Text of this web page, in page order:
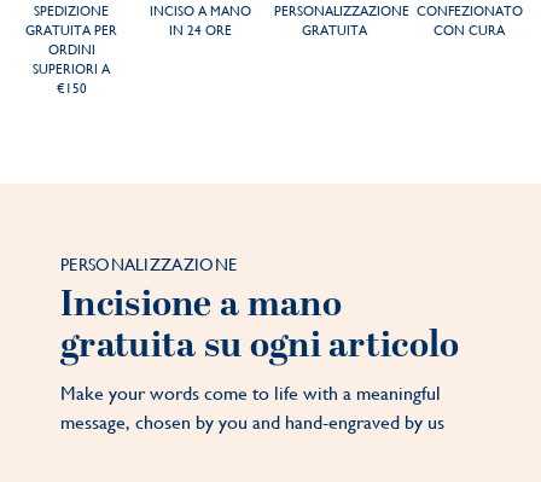
SPEDIZIONE
GRATUITA PER
ORDINI
SUPERIORI A
€150
INCISO A MANO
IN 24 ORE
PERSONALIZZAZIONE
GRATUITA
CONFEZIONATO
CON CURA
PERSONALIZZAZIONE
Incisione a mano
gratuita su ogni articolo
Make your words come to life with a meaningful
message, chosen by you and hand-engraved by us